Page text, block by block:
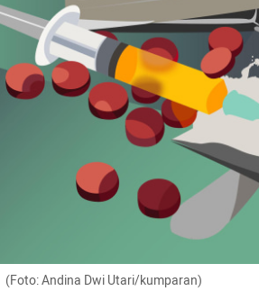
(Foto: Andina Dwi Utari/kumparan)